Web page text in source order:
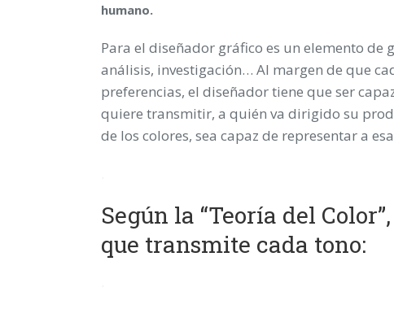
humano.
Para el diseñador gráfico es un elemento
análisis, investigación… Al margen de que
preferencias, el diseñador tiene que ser
quiere transmitir, a quién va dirigido su
de los colores, sea capaz de representar a
Según la “Teoría del
que transmite cada tono: